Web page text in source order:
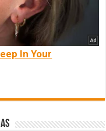
In Your